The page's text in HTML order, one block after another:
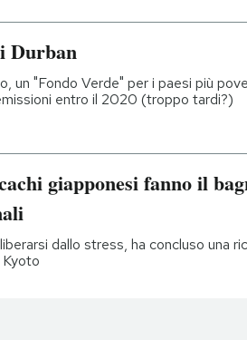
Durban
un "Fondo Verde" per i paesi più
entro il 2020 (troppo tardi?)
giapponesi fanno il
dallo stress, ha concluso una